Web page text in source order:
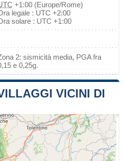
+1:00 (Europe/Rome)
legale : UTC +2:00
solare : UTC +1:00
2: sismicità media, PGA fra
e 0,25g.
VICINI DI